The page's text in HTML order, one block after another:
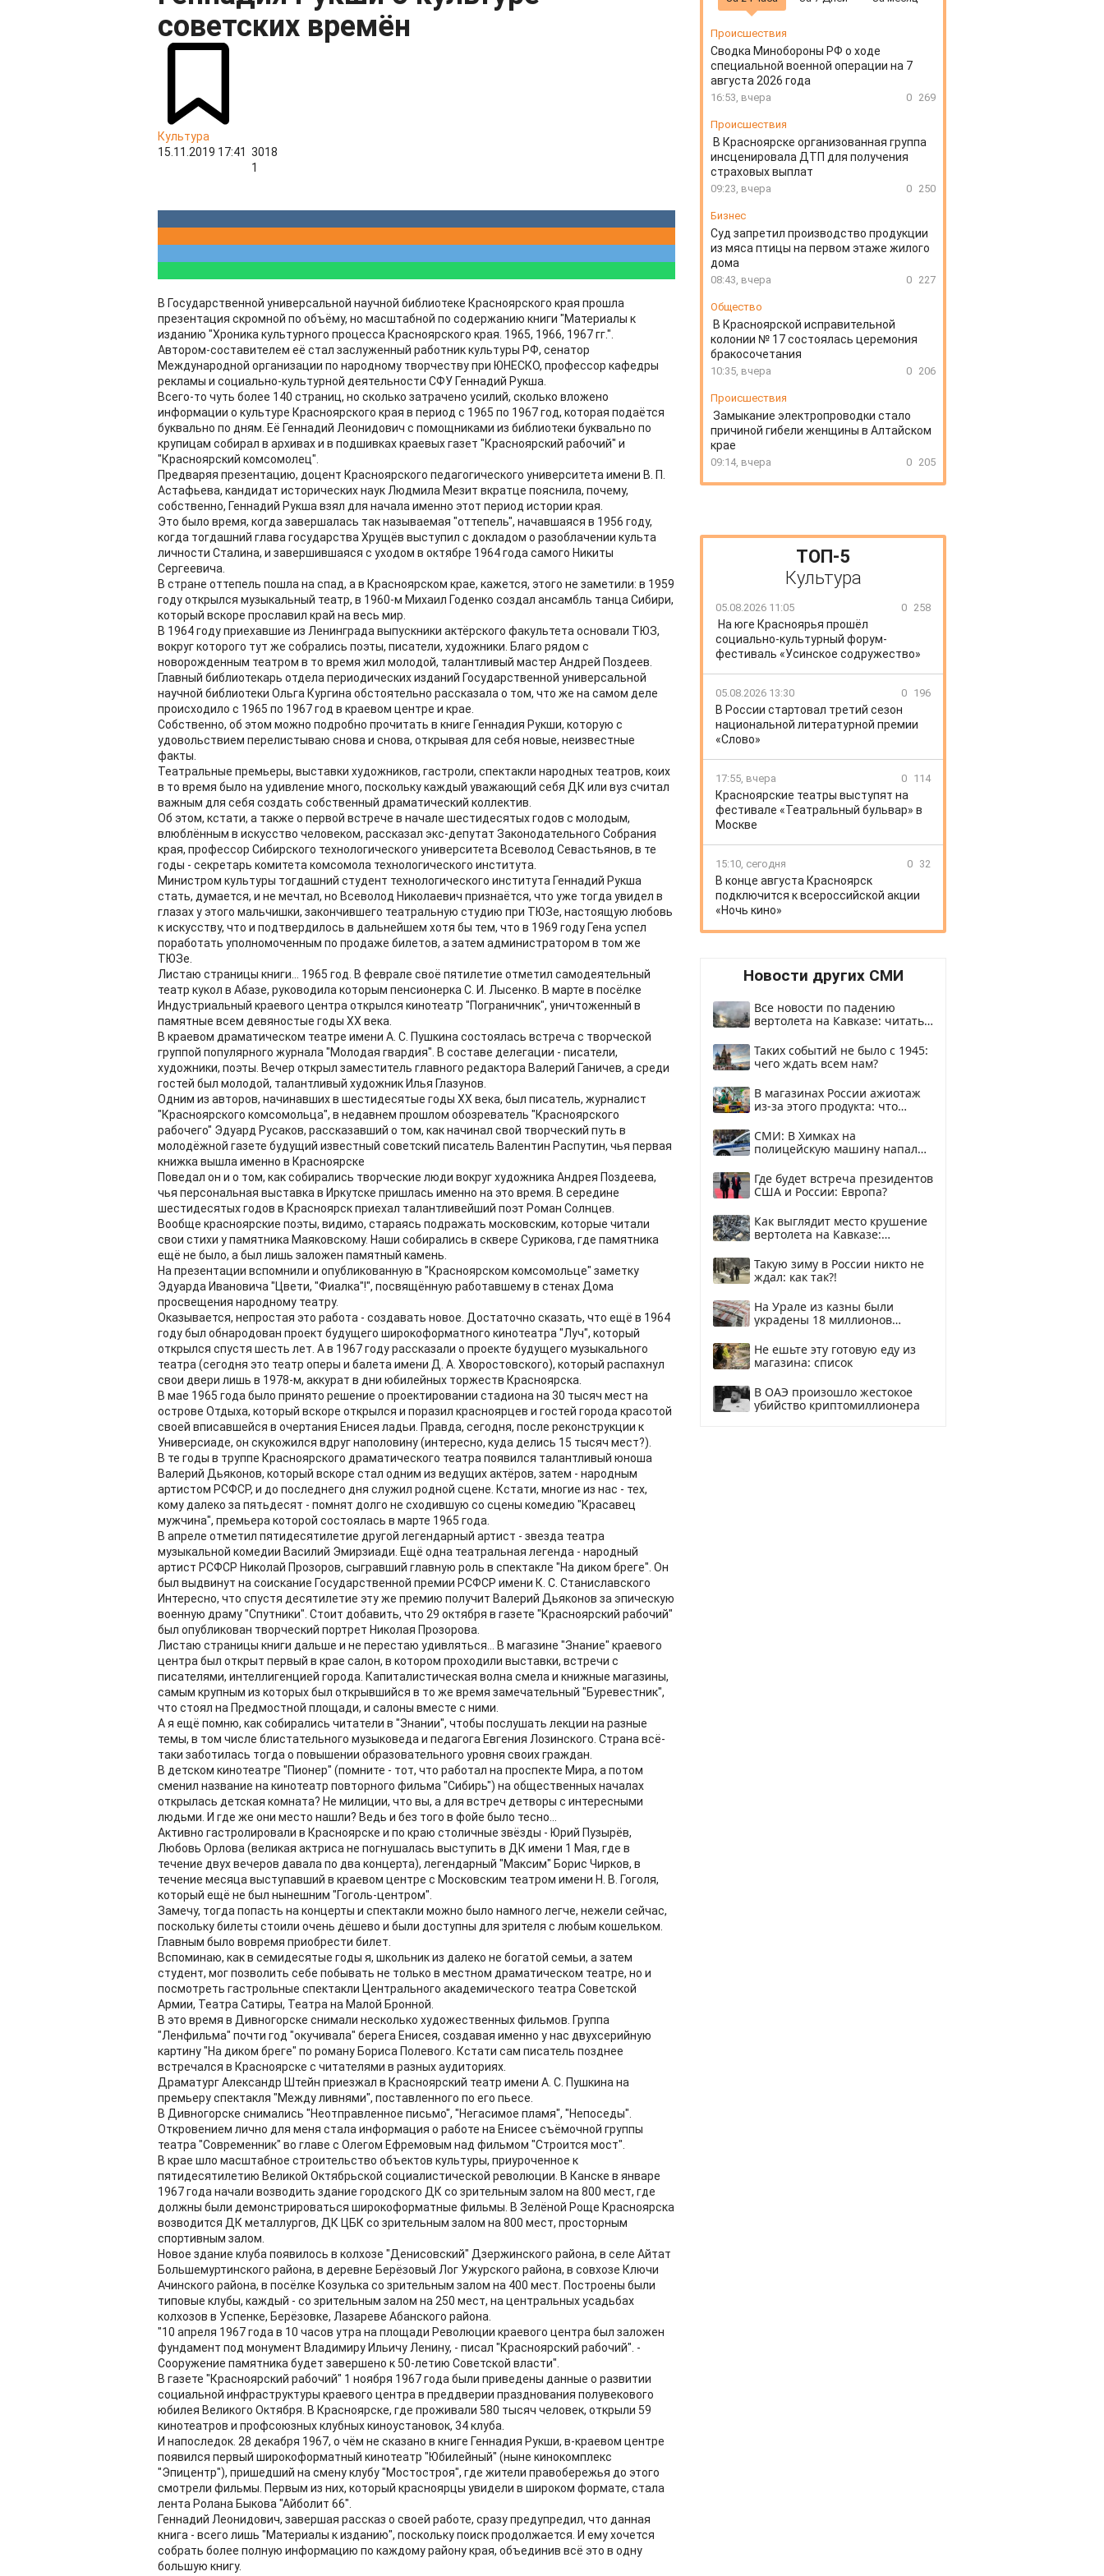
советских времён
Культура
15.11.2019 17:41 3018
1
В Государственной универсальной научной библиотеке Красноярского края прошла
презентация скромной по объёму, но масштабной по содержанию книги "Материалы к
изданию "Хроника культурного процесса Красноярского края. 1965, 1966, 1967 гг.".
Автором-составителем её стал заслуженный работник культуры РФ, сенатор
Международной организации по народному творчеству при ЮНЕСКО, профессор кафедры
рекламы и социально-культурной деятельности СФУ Геннадий Рукша.
Всего-то чуть более 140 страниц, но сколько затрачено усилий, сколько вложено
информации о культуре Красноярского края в период с 1965 по 1967 год, которая подаётся
буквально по дням. Её Геннадий Леонидович с помощниками из библиотеки буквально по
крупицам собирал в архивах и в подшивках краевых газет "Красноярский рабочий" и
"Красноярский комсомолец".
Предваряя презентацию, доцент Красноярского педагогического университета имени В. П.
Астафьева, кандидат исторических наук Людмила Мезит вкратце пояснила, почему,
собственно, Геннадий Рукша взял для начала именно этот период истории края.
Это было время, когда завершалась так называемая "оттепель", начавшаяся в 1956 году,
когда тогдашний глава государства Хрущёв выступил с докладом о разоблачении культа
личности Сталина, и завершившаяся с уходом в октябре 1964 года самого Никиты
Сергеевича.
В стране оттепель пошла на спад, а в Красноярском крае, кажется, этого не заметили: в 1959
году открылся музыкальный театр, в 1960-м Михаил Годенко создал ансамбль танца Сибири,
который вскоре прославил край на весь мир.
В 1964 году приехавшие из Ленинграда выпускники актёрского факультета основали ТЮЗ,
вокруг которого тут же собрались поэты, писатели, художники. Благо рядом с
новорожденным театром в то время жил молодой, талантливый мастер Андрей Поздеев.
Главный библиотекарь отдела периодических изданий Государственной универсальной
научной библиотеки Ольга Кургина обстоятельно рассказала о том, что же на самом деле
происходило с 1965 по 1967 год в краевом центре и крае.
Собственно, об этом можно подробно прочитать в книге Геннадия Рукши, которую с
удовольствием перелистываю снова и снова, открывая для себя новые, неизвестные
факты.
Театральные премьеры, выставки художников, гастроли, спектакли народных театров, коих
в то время было на удивление много, поскольку каждый уважающий себя ДК или вуз считал
важным для себя создать собственный драматический коллектив.
Об этом, кстати, а также о первой встрече в начале шестидесятых годов с молодым,
влюблённым в искусство человеком, рассказал экс-депутат Законодательного Собрания
края, профессор Сибирского технологического университета Всеволод Севастьянов, в те
годы - секретарь комитета комсомола технологического института.
Министром культуры тогдашний студент технологического института Геннадий Рукша
стать, думается, и не мечтал, но Всеволод Николаевич признаётся, что уже тогда увидел в
глазах у этого мальчишки, закончившего театральную студию при ТЮЗе, настоящую любовь
к искусству, что и подтвердилось в дальнейшем хотя бы тем, что в 1969 году Гена успел
поработать уполномоченным по продаже билетов, а затем администратором в том же
ТЮЗе.
Листаю страницы книги... 1965 год. В феврале своё пятилетие отметил самодеятельный
театр кукол в Абазе, руководила которым пенсионерка С. И. Лысенко. В марте в посёлке
Индустриальный краевого центра открылся кинотеатр "Пограничник", уничтоженный в
памятные всем девяностые годы XX века.
В краевом драматическом театре имени А. С. Пушкина состоялась встреча с творческой
группой популярного журнала "Молодая гвардия". В составе делегации - писатели,
художники, поэты. Вечер открыл заместитель главного редактора Валерий Ганичев, а среди
гостей был молодой, талантливый художник Илья Глазунов.
Одним из авторов, начинавших в шестидесятые годы XX века, был писатель, журналист
"Красноярского комсомольца", в недавнем прошлом обозреватель "Красноярского
рабочего" Эдуард Русаков, рассказавший о том, как начинал свой творческий путь в
молодёжной газете будущий известный советский писатель Валентин Распутин, чья первая
книжка вышла именно в Красноярске
Поведал он и о том, как собирались творческие люди вокруг художника Андрея Поздеева,
чья персональная выставка в Иркутске пришлась именно на это время. В середине
шестидесятых годов в Красноярск приехал талантливейший поэт Роман Солнцев.
Вообще красноярские поэты, видимо, стараясь подражать московским, которые читали
свои стихи у памятника Маяковскому. Наши собирались в сквере Сурикова, где памятника
ещё не было, а был лишь заложен памятный камень.
На презентации вспомнили и опубликованную в "Красноярском комсомольце" заметку
Эдуарда Ивановича "Цвети, "Фиалка"!", посвящённую работавшему в стенах Дома
просвещения народному театру.
Оказывается, непростая это работа - создавать новое. Достаточно сказать, что ещё в 1964
году был обнародован проект будущего широкоформатного кинотеатра "Луч", который
открылся спустя шесть лет. А в 1967 году рассказали о проекте будущего музыкального
театра (сегодня это театр оперы и балета имени Д. А. Хворостовского), который распахнул
свои двери лишь в 1978-м, аккурат в дни юбилейных торжеств Красноярска.
В мае 1965 года было принято решение о проектировании стадиона на 30 тысяч мест на
острове Отдыха, который вскоре открылся и поразил красноярцев и гостей города красотой
своей вписавшейся в очертания Енисея ладьи. Правда, сегодня, после реконструкции к
Универсиаде, он скукожился вдруг наполовину (интересно, куда делись 15 тысяч мест?).
В те годы в труппе Красноярского драматического театра появился талантливый юноша
Валерий Дьяконов, который вскоре стал одним из ведущих актёров, затем - народным
артистом РСФСР, и до последнего дня служил родной сцене. Кстати, многие из нас - тех,
кому далеко за пятьдесят - помнят долго не сходившую со сцены комедию "Красавец
мужчина", премьера которой состоялась в марте 1965 года.
В апреле отметил пятидесятилетие другой легендарный артист - звезда театра
музыкальной комедии Василий Эмирзиади. Ещё одна театральная легенда - народный
артист РСФСР Николай Прозоров, сыгравший главную роль в спектакле "На диком бреге". Он
был выдвинут на соискание Государственной премии РСФСР имени К. С. Станиславского
Интересно, что спустя десятилетие эту же премию получит Валерий Дьяконов за эпическую
военную драму "Спутники". Стоит добавить, что 29 октября в газете "Красноярский рабочий"
был опубликован творческий портрет Николая Прозорова.
Листаю страницы книги дальше и не перестаю удивляться... В магазине "Знание" краевого
центра был открыт первый в крае салон, в котором проходили выставки, встречи с
писателями, интеллигенцией города. Капиталистическая волна смела и книжные магазины,
самым крупным из которых был открывшийся в то же время замечательный "Буревестник",
что стоял на Предмостной площади, и салоны вместе с ними.
А я ещё помню, как собирались читатели в "Знании", чтобы послушать лекции на разные
темы, в том числе блистательного музыковеда и педагога Евгения Лозинского. Страна всё-
таки заботилась тогда о повышении образовательного уровня своих граждан.
В детском кинотеатре "Пионер" (помните - тот, что работал на проспекте Мира, а потом
сменил название на кинотеатр повторного фильма "Сибирь") на общественных началах
открылась детская комната? Не милиции, что вы, а для встреч детворы с интересными
людьми. И где же они место нашли? Ведь и без того в фойе было тесно...
Активно гастролировали в Красноярске и по краю столичные звёзды - Юрий Пузырёв,
Любовь Орлова (великая актриса не погнушалась выступить в ДК имени 1 Мая, где в
течение двух вечеров давала по два концерта), легендарный "Максим" Борис Чирков, в
течение месяца выступавший в краевом центре с Московским театром имени Н. В. Гоголя,
который ещё не был нынешним "Гоголь-центром".
Замечу, тогда попасть на концерты и спектакли можно было намного легче, нежели сейчас,
поскольку билеты стоили очень дёшево и были доступны для зрителя с любым кошельком.
Главным было вовремя приобрести билет.
Вспоминаю, как в семидесятые годы я, школьник из далеко не богатой семьи, а затем
студент, мог позволить себе побывать не только в местном драматическом театре, но и
посмотреть гастрольные спектакли Центрального академического театра Советской
Армии, Театра Сатиры, Театра на Малой Бронной.
В это время в Дивногорске снимали несколько художественных фильмов. Группа
"Ленфильма" почти год "окучивала" берега Енисея, создавая именно у нас двухсерийную
картину "На диком бреге" по роману Бориса Полевого. Кстати сам писатель позднее
встречался в Красноярске с читателями в разных аудиториях.
Драматург Александр Штейн приезжал в Красноярский театр имени А. С. Пушкина на
премьеру спектакля "Между ливнями", поставленного по его пьесе.
В Дивногорске снимались "Неотправленное письмо", "Негасимое пламя", "Непоседы".
Откровением лично для меня стала информация о работе на Енисее съёмочной группы
театра "Современник" во главе с Олегом Ефремовым над фильмом "Строится мост".
В крае шло масштабное строительство объектов культуры, приуроченное к
пятидесятилетию Великой Октябрьской социалистической революции. В Канске в январе
1967 года начали возводить здание городского ДК со зрительным залом на 800 мест, где
должны были демонстрироваться широкоформатные фильмы. В Зелёной Роще Красноярска
возводится ДК металлургов, ДК ЦБК со зрительным залом на 800 мест, просторным
спортивным залом.
Новое здание клуба появилось в колхозе "Денисовский" Дзержинского района, в селе Айтат
Большемуртинского района, в деревне Берёзовый Лог Ужурского района, в совхозе Ключи
Ачинского района, в посёлке Козулька со зрительным залом на 400 мест. Построены были
типовые клубы, каждый - со зрительным залом на 250 мест, на центральных усадьбах
колхозов в Успенке, Берёзовке, Лазареве Абанского района.
"10 апреля 1967 года в 10 часов утра на площади Революции краевого центра был заложен
фундамент под монумент Владимиру Ильичу Ленину, - писал "Красноярский рабочий". -
Сооружение памятника будет завершено к 50-летию Советской власти".
В газете "Красноярский рабочий" 1 ноября 1967 года были приведены данные о развитии
социальной инфраструктуры краевого центра в преддверии празднования полувекового
юбилея Великого Октября. В Красноярске, где проживали 580 тысяч человек, открыли 59
кинотеатров и профсоюзных клубных киноустановок, 34 клуба.
И напоследок. 28 декабря 1967, о чём не сказано в книге Геннадия Рукши, в-краевом центре
появился первый широкоформатный кинотеатр "Юбилейный" (ныне кинокомплекс
"Эпицентр"), пришедший на смену клубу "Мостостроя", где жители правобережья до этого
смотрели фильмы. Первым из них, который красноярцы увидели в широком формате, стала
лента Ролана Быкова "Айболит 66".
Геннадий Леонидович, завершая рассказ о своей работе, сразу предупредил, что данная
книга - всего лишь "Материалы к изданию", поскольку поиск продолжается. И ему хочется
собрать более полную информацию по каждому району края, объединив всё это в одну
большую книгу.
Происшествия
Сводка Минобороны РФ о ходе
специальной военной операции на 7
августа 2026 года
16:53, вчера 0 269
Происшествия
В Красноярске организованная группа
инсценировала ДТП для получения
страховых выплат
09:23, вчера 0 250
Бизнес
Суд запретил производство продукции
из мяса птицы на первом этаже жилого
дома
08:43, вчера 0 227
Общество
В Красноярской исправительной
колонии № 17 состоялась церемония
бракосочетания
10:35, вчера 0 206
Происшествия
Замыкание электропроводки стало
причиной гибели женщины в Алтайском
крае
09:14, вчера 0 205
ТОП-5
Культура
05.08.2026 11:05 0 258
На юге Красноярья прошёл
социально-культурный форум-
фестиваль «Усинское содружество»
05.08.2026 13:30 0 196
В России стартовал третий сезон
национальной литературной премии
«Слово»
17:55, вчера 0 114
Красноярские театры выступят на
фестивале «Театральный бульвар» в
Москве
15:10, сегодня 0 32
В конце августа Красноярск
подключится к всероссийской акции
«Ночь кино»
Новости других СМИ
Все новости по падению
вертолета на Кавказе: читать
Таких событий не было с 1945:
чего ждать всем нам?
В магазинах России ажиотаж
из-за этого продукта: что
СМИ: В Химках на
полицейскую машину напали
Где будет встреча президентов
США и России: Европа?
Как выглядит место крушение
вертолета на Кавказе:
Такую зиму в России никто не
ждал: как так?!
На Урале из казны были
украдены 18 миллионов
Не ешьте эту готовую еду из
магазина: список
В ОАЭ произошло жестокое
убийство криптомиллионера